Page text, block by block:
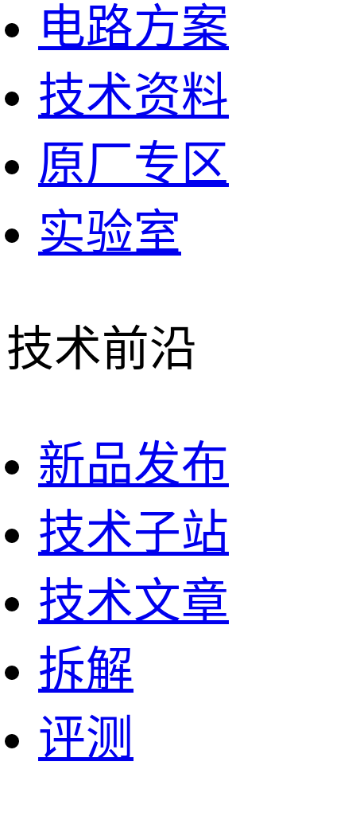
电路方案
技术资料
原厂专区
实验室
技术前沿
新品发布
技术子站
技术文章
拆解
评测